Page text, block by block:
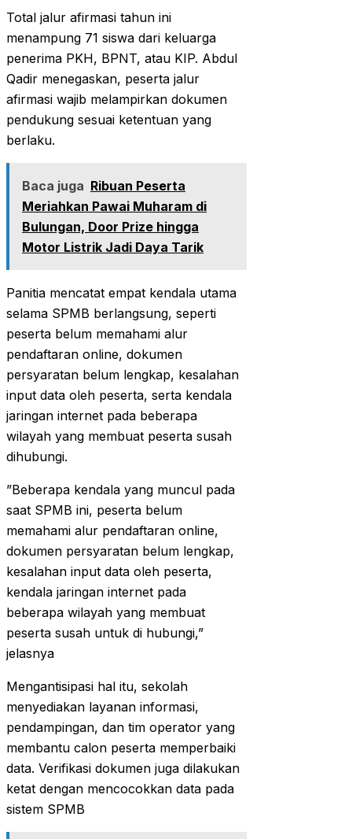
‎Total jalur afirmasi tahun ini
menampung 71 siswa dari keluarga
penerima PKH, BPNT, atau KIP. Abdul
Qadir menegaskan, peserta jalur
afirmasi wajib melampirkan dokumen
pendukung sesuai ketentuan yang
berlaku.
Baca juga Ribuan Peserta
Meriahkan Pawai Muharam di
Bulungan, Door Prize hingga
Motor Listrik Jadi Daya Tarik
‎Panitia mencatat empat kendala utama
selama SPMB berlangsung, seperti
peserta belum memahami alur
pendaftaran online, dokumen
persyaratan belum lengkap, kesalahan
input data oleh peserta, serta kendala
jaringan internet pada beberapa
wilayah yang membuat peserta susah
dihubungi.
‎”Beberapa kendala yang muncul pada
saat SPMB ini, peserta belum
memahami alur pendaftaran online,
dokumen persyaratan belum lengkap,
kesalahan input data oleh peserta,
kendala jaringan internet pada
beberapa wilayah yang membuat
peserta susah untuk di hubungi,”
jelasnya
‎Mengantisipasi hal itu, sekolah
menyediakan layanan informasi,
pendampingan, dan tim operator yang
membantu calon peserta memperbaiki
data. Verifikasi dokumen juga dilakukan
ketat dengan mencocokkan data pada
sistem SPMB